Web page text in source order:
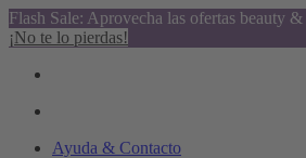
Flash Sale: Aprovecha las ofertas beauty
¡No te lo pierdas!
Ayuda & Contacto